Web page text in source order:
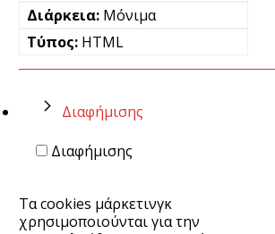
Μόνιμα
HTML
Διαφήμισης
Διαφήμισης
Τα cookies μάρκετινγκ
χρησιμοποιούνται για την